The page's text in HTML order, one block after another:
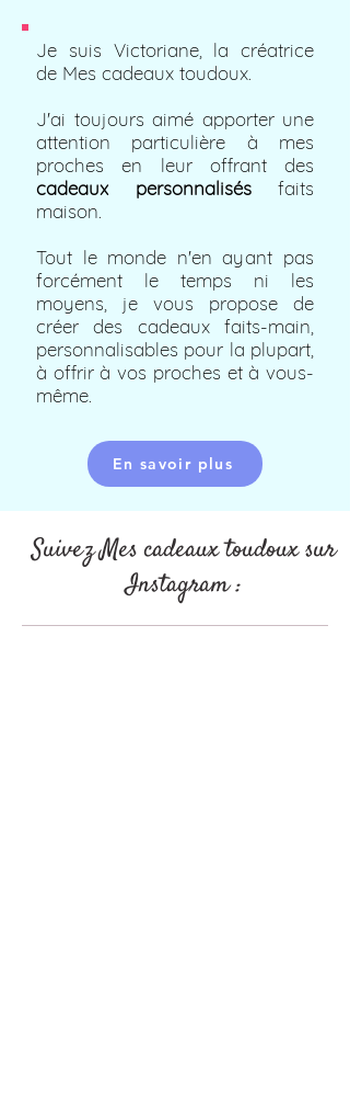
Je suis Victoriane, la créatrice
de Mes cadeaux toudoux.
J'ai toujours aimé apporter une
attention particulière à mes
proches en leur offrant des
cadeaux personnalisésfaits
maison.
Tout le monde n'en ayant pas
forcément le temps ni les
moyens, je vous propose de
créer des cadeaux faits-main,
personnalisables pour la plupart,
à offrir à vos proches et à vous-
même.
En savoir plus
Suivez Mes cadeaux toudoux sur
Instagram :